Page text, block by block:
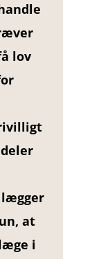
lov
lægger
at
i